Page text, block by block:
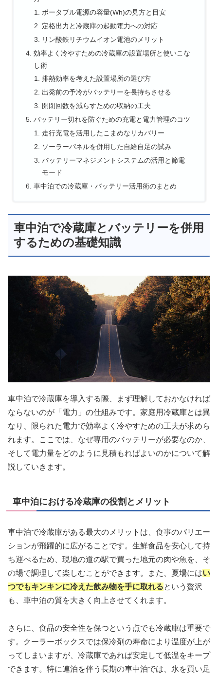
ポータブル電源の容量(Wh)の見方と目安
定格出力と冷蔵庫の起動電力への対応
リン酸鉄リチウムイオン電池のメリット
効率よく冷やすための冷蔵庫の設置場所と使いこな
し術
排熱効率を考えた設置場所の選び方
出発前の予冷がバッテリーを長持ちさせる
開閉回数を減らすための収納の工夫
バッテリー切れを防ぐための充電と電力管理のコツ
走行充電を活用したこまめなリカバリー
ソーラーパネルを併用した自給自足の試み
バッテリーマネジメントシステムの活用と節電
モード
車中泊での冷蔵庫・バッテリー活用術のまとめ
車中泊で冷蔵庫とバッテリーを併用
するための基礎知識
車中泊で冷蔵庫を導入する際、まず理解しておかなければ
ならないのが「電力」の仕組みです。家庭用冷蔵庫とは異
なり、限られた電力で効率よく冷やすための工夫が求めら
れます。ここでは、なぜ専用のバッテリーが必要なのか、
そして電力量をどのように見積もればよいのかについて解
説していきます。
車中泊における冷蔵庫の役割とメリット
車中泊で冷蔵庫がある最大のメリットは、食事のバリエー
ションが飛躍的に広がることです。生鮮食品を安心して持
ち運べるため、現地の道の駅で買った地元の肉や魚を、そ
の場で調理して楽しむことができます。また、夏場にはい
つでもキンキンに冷えた飲み物を手に取れるという贅沢
も、車中泊の質を大きく向上させてくれます。
さらに、食品の安全性を保つという点でも冷蔵庫は重要で
す。クーラーボックスでは保冷剤の寿命により温度が上が
ってしまいますが、冷蔵庫であれば安定して低温をキープ
できます。特に連泊を伴う長期の車中泊では、氷を買い足